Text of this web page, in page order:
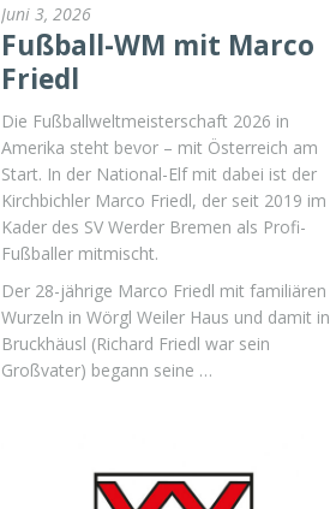
Juni 3, 2026
Fußball-WM mit Marco
Friedl
Die Fußballweltmeisterschaft 2026 in
Amerika steht bevor – mit Österreich am
Start. In der National-Elf mit dabei ist der
Kirchbichler Marco Friedl, der seit 2019 im
Kader des SV Werder Bremen als Profi-
Fußballer mitmischt.
Der 28-jährige Marco Friedl mit familiären
Wurzeln in Wörgl Weiler Haus und damit in
Bruckhäusl (Richard Friedl war sein
Großvater) begann seine …